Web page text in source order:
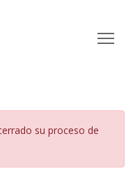
su proceso de